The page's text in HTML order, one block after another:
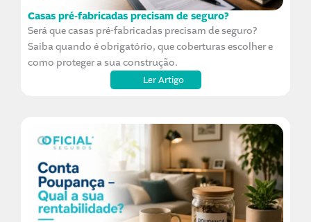
Casas pré-fabricadas precisam de seguro?
Será que casas pré-fabricadas precisam de seguro?
Saiba quando é obrigatório, que coberturas escolher e
como proteger a sua construção.
Ler Artigo